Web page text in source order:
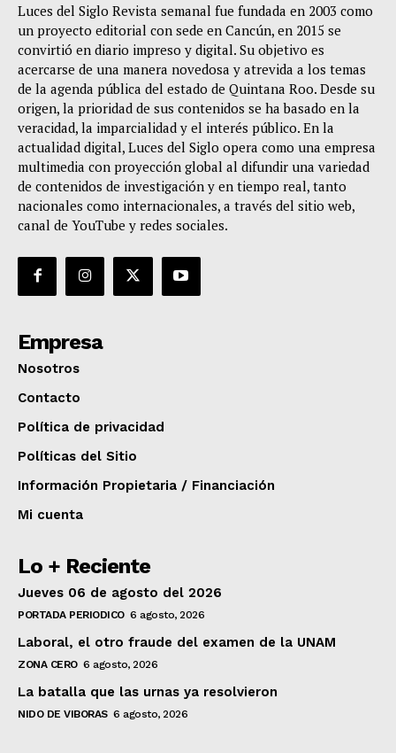
Luces del Siglo Revista semanal fue fundada en 2003 como
un proyecto editorial con sede en Cancún, en 2015 se
convirtió en diario impreso y digital. Su objetivo es
acercarse de una manera novedosa y atrevida a los temas
de la agenda pública del estado de Quintana Roo. Desde su
origen, la prioridad de sus contenidos se ha basado en la
veracidad, la imparcialidad y el interés público. En la
actualidad digital, Luces del Siglo opera como una empresa
multimedia con proyección global al difundir una variedad
de contenidos de investigación y en tiempo real, tanto
nacionales como internacionales, a través del sitio web,
canal de YouTube y redes sociales.
Empresa
Nosotros
Contacto
Política de privacidad
Políticas del Sitio
Información Propietaria / Financiación
Mi cuenta
Lo + Reciente
Jueves 06 de agosto del 2026
PORTADA PERIODICO 6 agosto, 2026
Laboral, el otro fraude del examen de la UNAM
ZONA CERO 6 agosto, 2026
La batalla que las urnas ya resolvieron
NIDO DE VIBORAS 6 agosto, 2026